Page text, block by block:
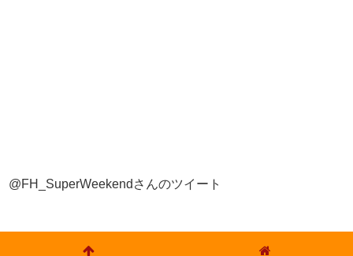
@FH_SuperWeekendさんのツイート